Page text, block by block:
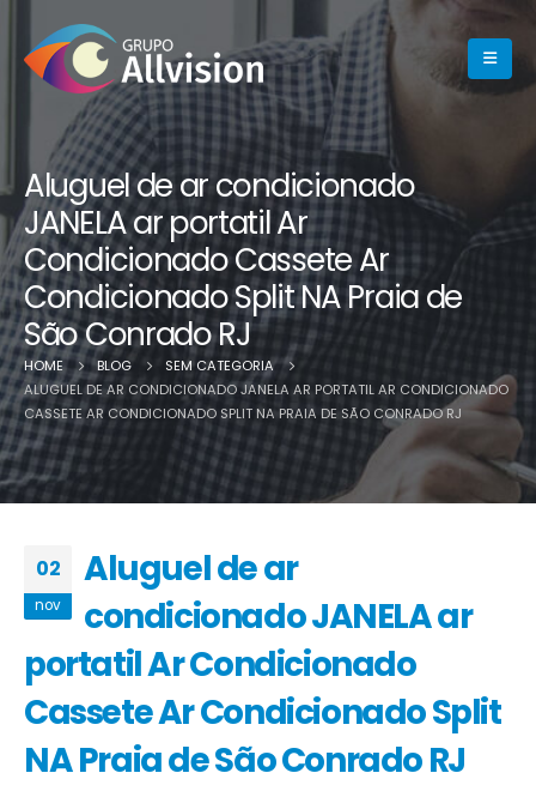
Aluguel de ar condicionado
JANELA ar portatil Ar
Condicionado Cassete Ar
Condicionado Split NA Praia de
São Conrado RJ
HOME BLOG
SEM CATEGORIA
ALUGUEL DE AR CONDICIONADO JANELA AR PORTATIL AR CONDICIONADO
CASSETE AR CONDICIONADO SPLIT NA PRAIA DE SÃO CONRADO RJ
02
nov
Aluguel de ar
condicionado JANELA ar
portatil Ar Condicionado
Cassete Ar Condicionado Split
NA Praia de São Conrado RJ